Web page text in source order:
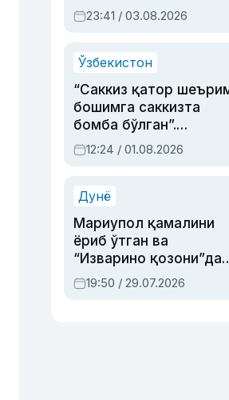
содир этган аёлга суд
ҳукми ўқилди
23:41 / 03.08.2026
Ўзбекистон
“Саккиз қатор
бошимга саккизта
бомба бўлган”.
Абдулла Ориповни
сиёсий айбловлардан
12:24 / 01.08.2026
Дунё
Мариупол қамалини
ёриб ўтган ва
“Изварино қозони”дан
чиққан қаҳрамон —
Украина армияси бош
19:50 / 29.07.2026